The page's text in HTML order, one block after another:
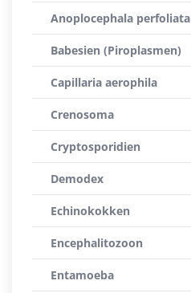
Anoplocephala perfoliata
Babesien (Piroplasmen)
Capillaria aerophila
Crenosoma
Cryptosporidien
Demodex
Echinokokken
Encephalitozoon
Entamoeba